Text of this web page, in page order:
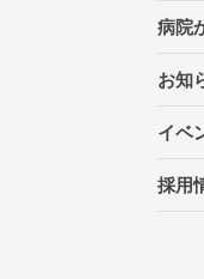
病院
お知
イベ
採用